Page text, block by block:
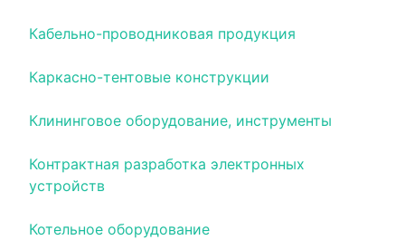
Кабельно-проводниковая продукция
Каркасно-тентовые конструкции
Клининговое оборудование, инструменты
Контрактная разработка электронных
устройств
Котельное оборудование